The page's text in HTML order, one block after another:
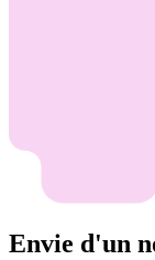
Envie d'un